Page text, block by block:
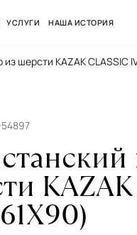
УСЛУГИ НАША ИСТОРИЯ
шерсти KAZAK CLASSIC
KAZAK